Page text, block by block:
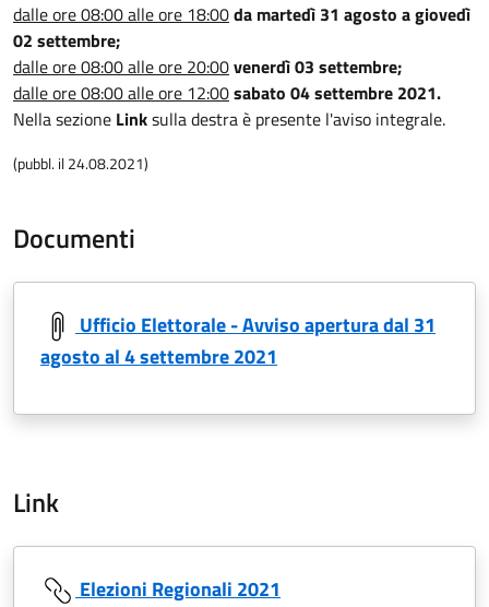
dalle ore 08:00 alle ore 18:00da martedì 31 agosto a giovedì
02 settembre;
dalle ore 08:00 alle ore 20:00venerdì 03 settembre;
dalle ore 08:00 alle ore 12:00sabato 04 settembre 2021.
Nella sezione Linksulla destra è presente l'aviso integrale.
(pubbl. il 24.08.2021)
Documenti
Ufficio Elettorale - Avviso apertura dal 31
agosto al 4 settembre 2021
Link
Elezioni Regionali 2021